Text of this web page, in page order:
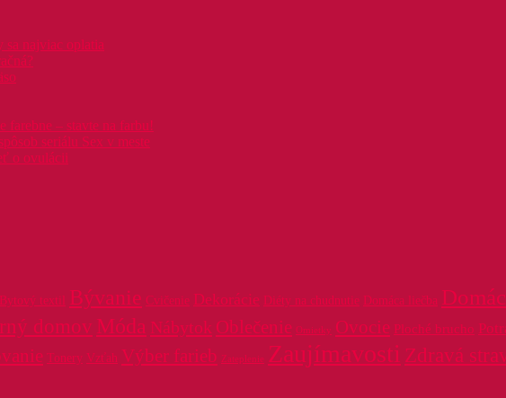
sa najviac oplatia
farebne – stavte na farbu!
seriálu Sex v meste
o ovulácii
Bytový textil Bývanie Cvičenie Dekorácie Diéty na chudnutie Domáca liečba
domov Móda Nábytok Oblečenie Omietky Ovocie Ploché brucho
Tonery Vzťah Výber farieb Zateplenie Zaujímavosti Zdravá